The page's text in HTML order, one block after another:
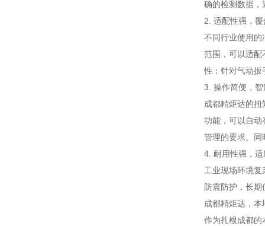
确的检测数据，
2. 适配性强，
不同行业使用的
范围，可以适配
性；针对气动扳
3. 操作简便，
成都精炬达的
功能，可以自动
管理的要求。同
4. 耐用性强，
工业现场环境复
防震防护，长
成都精炬达，本
作为扎根成都的